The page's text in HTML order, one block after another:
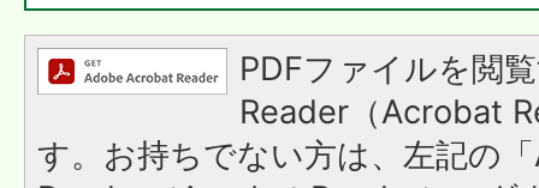
PDFファイルを閲
Reader（Acrobat
す。お持ちでない方は、左記の